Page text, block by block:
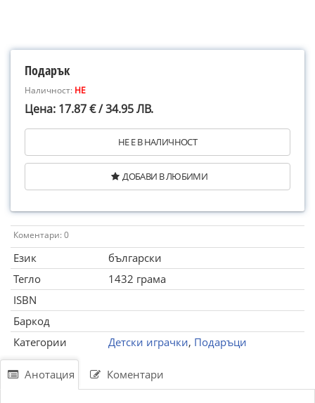
Подарък
Наличност: НЕ
Цена: 17.87 € / 34.95 ЛВ.
НЕ Е В НАЛИЧНОСТ
ДОБАВИ В ЛЮБИМИ
Коментари: 0
Език
български
Тегло
1432 грама
ISBN
Баркод
Категории
Детски играчки, Подаръци
Анотация Коментари